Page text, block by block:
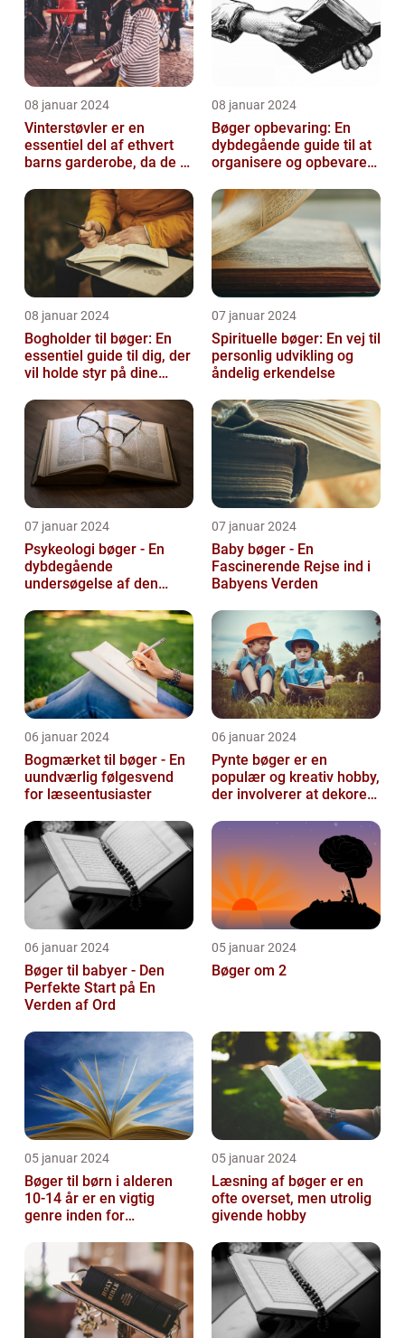
08 januar 2024
Vinterstøvler er en
essentiel del af ethvert
barns garderobe, da de er
deres ...
08 januar 2024
Bøger opbevaring: En
dybdegående guide til at
organisere og opbevare
08 januar 2024
Bogholder til bøger: En
essentiel guide til dig, der
vil holde styr på dine
07 januar 2024
Spirituelle bøger: En vej til
personlig udvikling og
åndelig erkendelse
07 januar 2024
Psykeologi bøger - En
dybdegående
undersøgelse af den
verden
07 januar 2024
Baby bøger - En
Fascinerende Rejse ind i
Babyens Verden
06 januar 2024
Bogmærket til bøger - En
uundværlig følgesvend
for læseentusiaster
06 januar 2024
Pynte bøger er en
populær og kreativ hobby,
der involverer at dekorere
forskellige...
06 januar 2024
Bøger til babyer - Den
Perfekte Start på En
Verden af Ord
05 januar 2024
Bøger om 2
05 januar 2024
Bøger til børn i alderen
10-14 år er en vigtig
genre inden for
afgørend...
05 januar 2024
Læsning af bøger er en
ofte overset, men utrolig
givende hobby